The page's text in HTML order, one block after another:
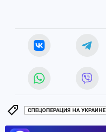
СПЕЦОПЕРАЦИЯ НА УКРАИНЕ